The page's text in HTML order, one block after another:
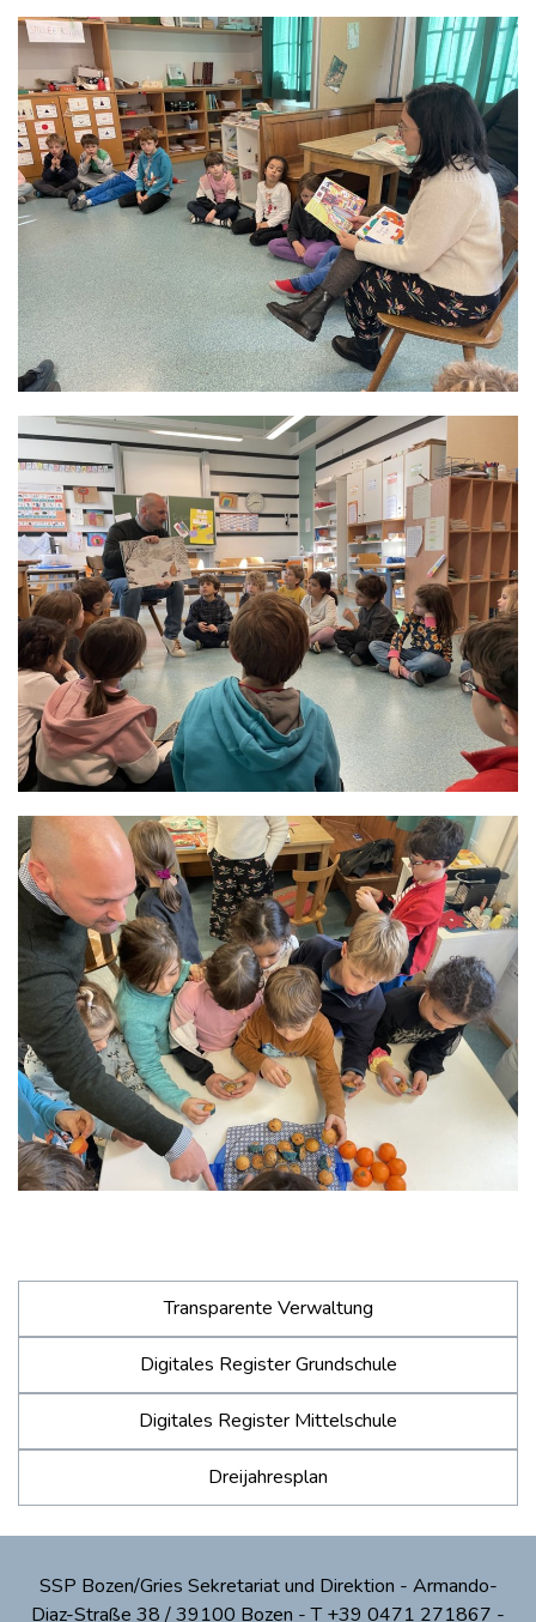
Transparente Verwaltung
Digitales Register Grundschule
Digitales Register Mittelschule
Dreijahresplan
SSP Bozen/Gries Sekretariat und Direktion - Armando-
Diaz-Straße 38 / 39100 Bozen - T +39 0471 271867 -